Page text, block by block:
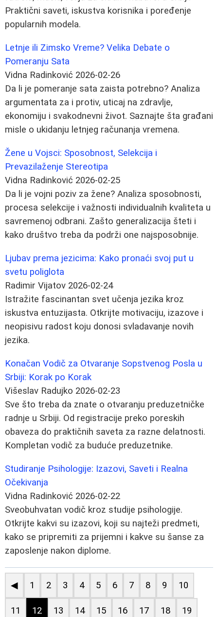
Praktični saveti, iskustva korisnika i poređenje
popularnih modela.
Letnje ili Zimsko Vreme? Velika Debate o
Pomeranju Sata
Vidna Radinković 2026-02-26
Da li je pomeranje sata zaista potrebno? Analiza
argumentata za i protiv, uticaj na zdravlje,
ekonomiju i svakodnevni život. Saznajte šta građani
misle o ukidanju letnjeg računanja vremena.
Žene u Vojsci: Sposobnost, Selekcija i
Prevazilaženje Stereotipa
Vidna Radinković 2026-02-25
Da li je vojni poziv za žene? Analiza sposobnosti,
procesa selekcije i važnosti individualnih kvaliteta u
savremenoj odbrani. Zašto generalizacija šteti i
kako društvo treba da podrži one najsposobnije.
Ljubav prema jezicima: Kako pronaći svoj put u
svetu poliglota
Radimir Vijatov 2026-02-24
Istražite fascinantan svet učenja jezika kroz
iskustva entuzijasta. Otkrijte motivaciju, izazove i
neopisivu radost koju donosi svladavanje novih
jezika.
Konačan Vodič za Otvaranje Sopstvenog Posla u
Srbiji: Korak po Korak
Višeslav Radujko 2026-02-23
Sve što treba da znate o otvaranju preduzetničke
radnje u Srbiji. Od registracije preko poreskih
obaveza do praktičnih saveta za razne delatnosti.
Kompletan vodič za buduće preduzetnike.
Studiranje Psihologije: Izazovi, Saveti i Realna
Očekivanja
Vidna Radinković 2026-02-22
Sveobuhvatan vodič kroz studije psihologije.
Otkrijte kakvi su izazovi, koji su najteži predmeti,
kako se pripremiti za prijemni i kakve su šanse za
zaposlenje nakon diplome.
◀ 1 2 3 4 5 6 7 8 9 10
11 12 13 14 15 16 17 18 19